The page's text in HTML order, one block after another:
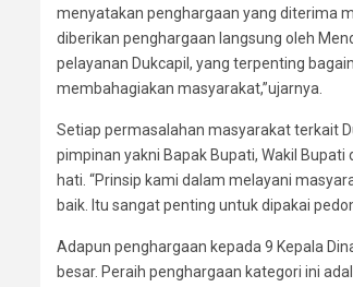
menyatakan penghargaan yang diterima
diberikan penghargaan langsung oleh
pelayanan Dukcapil, yang terpenting
membahagiakan masyarakat,”ujarnya.
Setiap permasalahan masyarakat terkait
pimpinan yakni Bapak Bupati, Wakil
hati. “Prinsip kami dalam melayani
baik. Itu sangat penting untuk dipakai
Adapun penghargaan kepada 9 Kepala
besar. Peraih penghargaan kategori ini